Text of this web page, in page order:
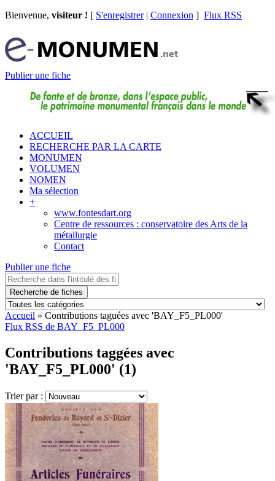
Bienvenue, visiteur ! [ S'enregistrer| Connexion ] Flux RSS
Publier une fiche
ACCUEIL
RECHERCHE PAR LA CARTE
MONUMEN
VOLUMEN
NOMEN
Ma sélection
+
www.fontesdart.org
Centre de ressources : conservatoire des Arts de la
métallurgie
Contact
Publier une fiche
Recherche de fiches
Accueil » Contributions taguées avec 'BAY_F5_PL000'
Flux RSS de BAY_F5_PL000
Contributions taggées avec
'BAY_F5_PL000' (1)
Trier par :